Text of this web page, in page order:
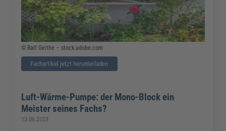
© Ralf Geithe – stock.adobe.com
Fachartikel jetzt herunterladen
Luft-Wärme-Pumpe: der Mono-Block ein
Meister seines Fachs?
13.06.2023